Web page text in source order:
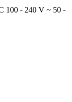
100 - 240 V ~ 50 -